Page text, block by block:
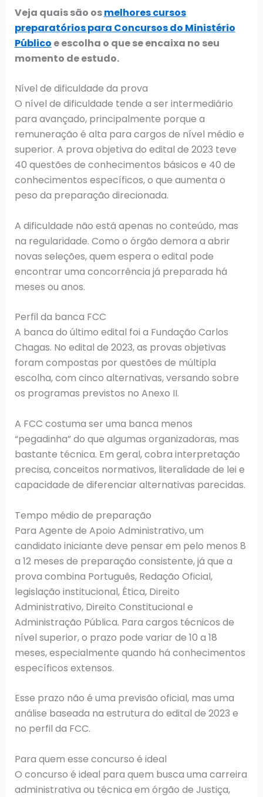
Veja quais são osmelhores cursos
preparatórios para Concursos do Ministério
Público e escolha o que se encaixa no seu
momento de estudo.
Nível de dificuldade da prova
O nível de dificuldade tende a ser intermediário
para avançado, principalmente porque a
remuneração é alta para cargos de nível médio e
superior. A prova objetiva do edital de 2023 teve
40 questões de conhecimentos básicos e 40 de
conhecimentos específicos, o que aumenta o
peso da preparação direcionada.
A dificuldade não está apenas no conteúdo, mas
na regularidade. Como o órgão demora a abrir
novas seleções, quem espera o edital pode
encontrar uma concorrência já preparada há
meses ou anos.
Perfil da banca FCC
A banca do último edital foi a Fundação Carlos
Chagas. No edital de 2023, as provas objetivas
foram compostas por questões de múltipla
escolha, com cinco alternativas, versando sobre
os programas previstos no Anexo II.
A FCC costuma ser uma banca menos
“pegadinha” do que algumas organizadoras, mas
bastante técnica. Em geral, cobra interpretação
precisa, conceitos normativos, literalidade de lei e
capacidade de diferenciar alternativas parecidas.
Tempo médio de preparação
Para Agente de Apoio Administrativo, um
candidato iniciante deve pensar em pelo menos 8
a 12 meses de preparação consistente, já que a
prova combina Português, Redação Oficial,
legislação institucional, Ética, Direito
Administrativo, Direito Constitucional e
Administração Pública. Para cargos técnicos de
nível superior, o prazo pode variar de 10 a 18
meses, especialmente quando há conhecimentos
específicos extensos.
Esse prazo não é uma previsão oficial, mas uma
análise baseada na estrutura do edital de 2023 e
no perfil da FCC.
Para quem esse concurso é ideal
O concurso é ideal para quem busca uma carreira
administrativa ou técnica em órgão de Justiça,